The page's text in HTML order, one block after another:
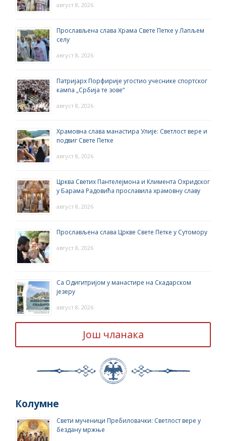
август 8, 2026
Прослављена слава Храма Свете Петке у Лапљем
селу
август 8, 2026
Патријарх Порфирије угостио учеснике спортског
кампа „Србија те зове“
август 8, 2026
Храмовна слава манастира Улије: Светлост вере и
подвиг Свете Петке
август 8, 2026
Црква Светих Пантелејмона и Климента Охридског
у Барама Радовића прославила храмовну славу
август 8, 2026
Прослављена слава Цркве Свете Петке у Сутомору
август 8, 2026
Са Одигитријом у манастире на Скадарском
језеру
август 8, 2026
Још чланака
Колумне
Свети мученици Пребиловачки: Светлост вере у
бездану мржње